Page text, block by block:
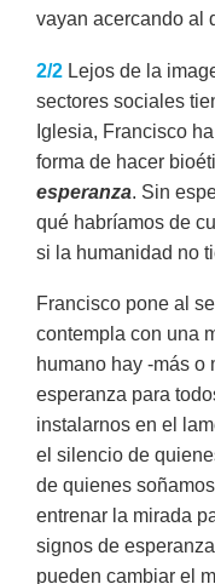
vayan acercando al
2/2 Lejos de la
sectores sociales
Iglesia, Francisco
forma de hacer
esperanza. Sin
qué habríamos de
si la humanidad no
Francisco pone al
contempla con una
humano hay -más o
esperanza para
instalarnos en el
el silencio de
de quienes
entrenar la mirada
signos de
pueden cambiar el